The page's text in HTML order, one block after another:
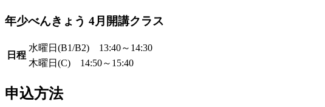
年少べんきょう 4月開講クラス
日程
水曜日(B1/B2) 13:40～14:30
木曜日(C) 14:50～15:40
申込方法